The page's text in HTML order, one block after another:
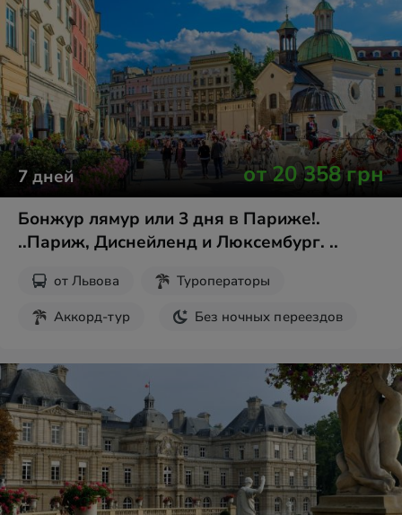
Рождественские туры
7дней от20 358грн
Бонжур лямур или 3 дня в Париже!.
..Париж, Диснейленд и Люксембург. ..
от Львова
Туроператоры
Аккорд-тур
Без ночных переездов